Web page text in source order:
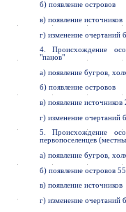
б) появление островов
в) появление источников
г) изменение очертаний
4. Происхождение
"панов"
а) появление бугров,
б) появление островов
в) появление источников
г) изменение очертаний
5. Происхождение
первопоселенцев
а) появление бугров,
б) появление островов
в) появление источников
г) изменение очертаний